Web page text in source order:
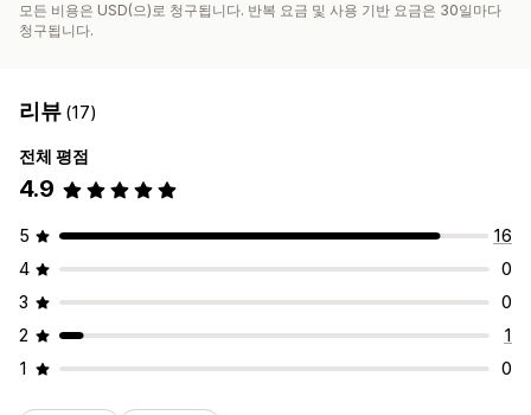
모든 비용은 USD(으)로 청구됩니다. 반복 요금 및 사용 기반 요금은 30일마다
청구됩니다.
리뷰 (17)
전체 평점
4.9
5
16
4
0
3
0
2
1
1
0